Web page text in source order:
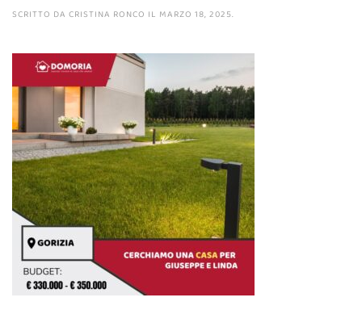
SCRITTO DA CRISTINA RONCO IL MARZO 18, 2025.